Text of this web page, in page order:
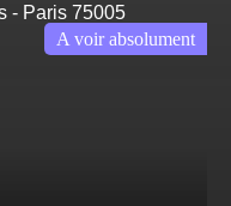
A voir absolument